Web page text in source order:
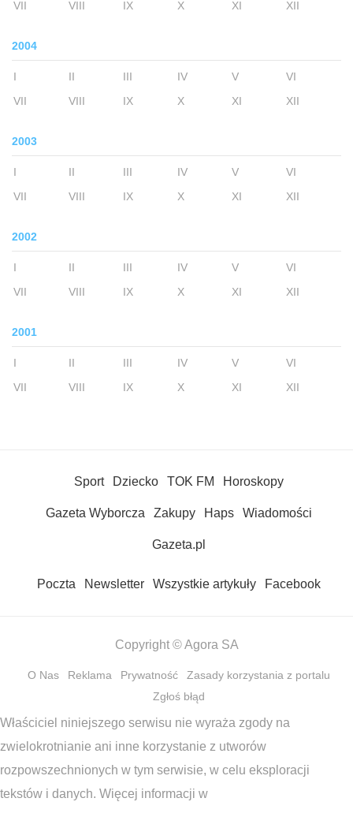
VII
VIII IX X XI XII
2004
I II III IV V
VI
VII
VIII IX X XI XII
2003
I II III IV V
VI
VII
VIII IX X XI XII
2002
I II III IV V
VI
VII
VIII IX X XI XII
2001
I II III IV V
VI
VII
VIII IX X XI XII
Sport Dziecko TOK FM Horoskopy
Gazeta Wyborcza Zakupy Haps Wiadomości
Gazeta.pl
Poczta Newsletter Wszystkie artykuły Facebook
Copyright © Agora SA
O Nas Reklama Prywatność
Zasady korzystania z portalu
Zgłoś błąd
Właściciel niniejszego serwisu nie wyraża zgody na
zwielokrotnianie ani inne korzystanie z utworów
rozpowszechnionych w tym serwisie, w celu eksploracji
tekstów i danych. Więcej informacji w